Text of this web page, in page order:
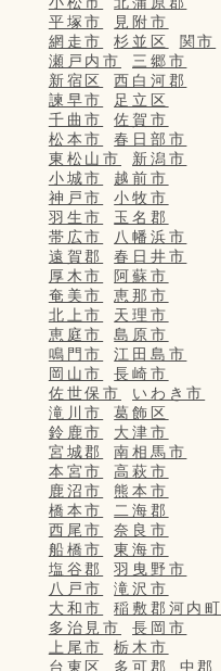
平塚市
見附市
網走市
杉並区
関市
瀬戸内市
三郷市
新宿区
西白河郡
諫早市
足立区
千曲市
佐賀市
松本市
春日部市
東松山市
新潟市
小城市
越前市
神戸市
小牧市
羽生市
玉名郡
帯広市
八幡浜市
遠賀郡
春日井市
厚木市
阿蘇市
奄美市
恵那市
北上市
天理市
恵庭市
島原市
鳴門市
江田島市
岡山市
長崎市
佐世保市
いわき市
滝川市
葛飾区
鈴鹿市
大津市
宮城郡
南相馬市
本宮市
高萩市
鹿沼市
熊本市
橋本市
二海郡
西尾市
奈良市
船橋市
東海市
塩谷郡
羽曳野市
八戸市
滝沢市
大和市
稲敷郡河内町
多治見市
長岡市
上尾市
栃木市
台東区
多可郡
中郡